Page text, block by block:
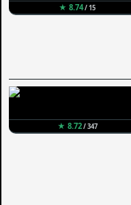
★ 8.74/ 15
★ 8.72/ 347